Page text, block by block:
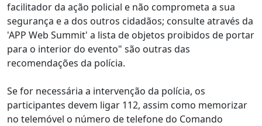
facilitador da ação policial e não comprometa a sua
segurança e a dos outros cidadãos; consulte através da
'APP Web Summit' a lista de objetos proibidos de portar
para o interior do evento" são outras das
recomendações da polícia.
Se for necessária a intervenção da polícia, os
participantes devem ligar 112, assim como memorizar
no telemóvel o número de telefone do Comando